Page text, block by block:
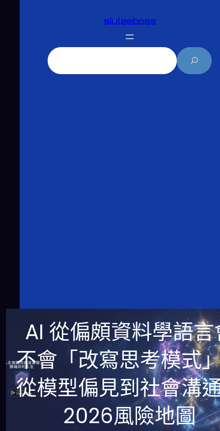
siuleeboss
AI 從偏頗資料學語言
不會「改寫思考模式
從模型偏見到社會溝
2026風險地圖